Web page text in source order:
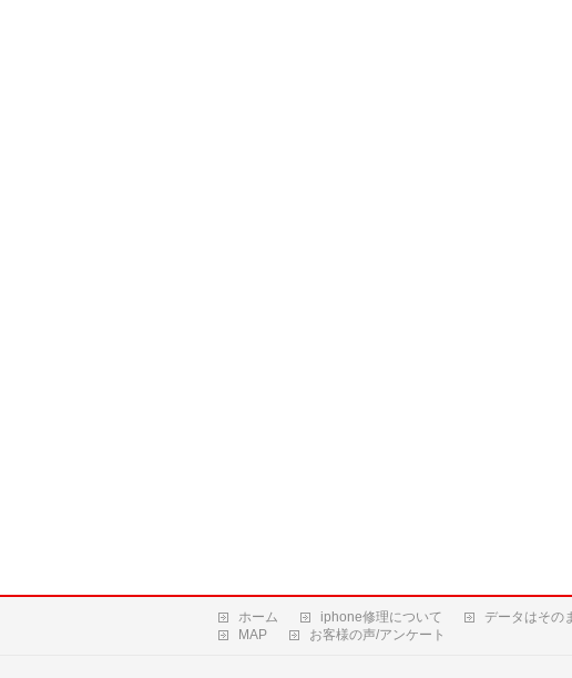
ホーム iphone修理について データはその
MAP
お客様の声/アンケート